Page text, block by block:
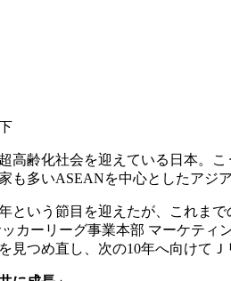
高齢化社会を迎えている日本
多いASEANを中心としたアジ
という節目を迎えたが、これ
カーリーグ事業本部 マーケテ
つめ直し、次の10年へ向けてＪ